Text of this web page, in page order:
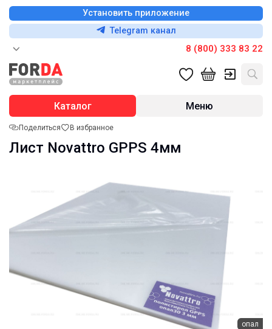
Установить приложение
Telegram канал
8 (800) 333 83 22
Каталог Меню
Поделиться В избранное
Лист Novattro GPPS 4мм
опал